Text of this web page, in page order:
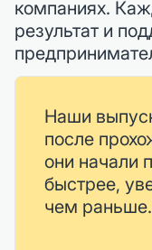
компаниях.
результат и
Наши
после
они начали
быстрее,
чем раньше.